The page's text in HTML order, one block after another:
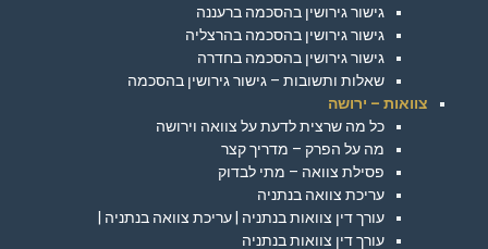
גישור גירושין בהסכמה ברעננה
גישור גירושין בהסכמה בהרצליה
גישור גירושין בהסכמה בחדרה
שאלות ותשובות – גישור גירושין בהסכמה
צוואות – ירושה
כל מה שרצית לדעת על צוואה וירושה
מה על הפרק – מדריך קצר
פסילת צוואה – מתי לבדוק
עריכת צוואה בנתניה
עורך דין צוואות בנתניה | עריכת צוואה בנתניה |
עורך דין צוואות בנתניה